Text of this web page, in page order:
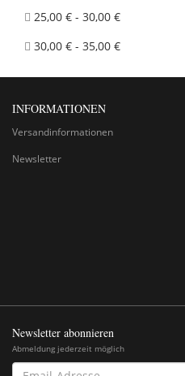
25,00 € - 30,00 €
30,00 € - 35,00 €
INFORMATIONEN
Versandinformationen
Newsletter
Newsletter abonnieren
Abmeldung jederzeit möglich
EMAIL-